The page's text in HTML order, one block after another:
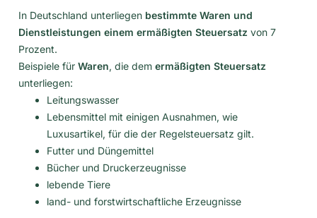
In Deutschland unterliegen bestimmte Waren und
Dienstleistungen einem ermäßigten Steuersatz von 7
Prozent.
Beispiele für Waren, die dem ermäßigten Steuersatz
unterliegen:
Leitungswasser
Lebensmittel mit einigen Ausnahmen, wie
Luxusartikel, für die der Regelsteuersatz gilt.
Futter und Düngemittel
Bücher und Druckerzeugnisse
lebende Tiere
land- und forstwirtschaftliche Erzeugnisse